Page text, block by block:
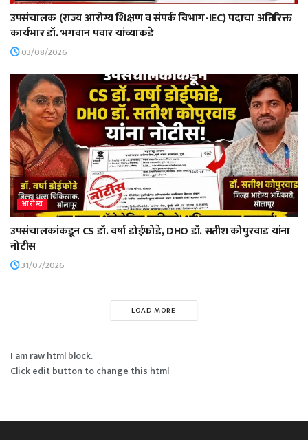
उपसंचालक (राज्य आरोग्य शिक्षण व संपर्क विभाग-IEC) पदाचा अतिरिक्त
कार्यभार डॉ. भगवान पवार यांच्याकडे
03/08/2026
आरोग्य
उपसंचालकांकडून CS डॉ. वर्षा डोईफोडे, DHO डॉ. सतीश कोपुरवाड यांना
नोटीस
31/07/2026
LOAD MORE
I am raw html block.
Click edit button to change this html